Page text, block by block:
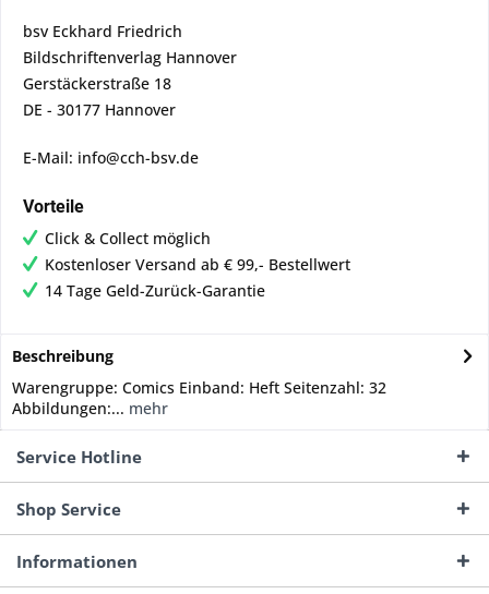
bsv Eckhard Friedrich
Bildschriftenverlag Hannover
Gerstäckerstraße 18
DE - 30177 Hannover
E-Mail: info@cch-bsv.de
Vorteile
Click & Collect möglich
Kostenloser Versand ab € 99,- Bestellwert
14 Tage Geld-Zurück-Garantie
Beschreibung
Warengruppe: Comics Einband: Heft Seitenzahl: 32
Abbildungen:... mehr
Service Hotline
Shop Service
Informationen